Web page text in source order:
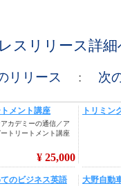
スリリース詳
リリース : 次